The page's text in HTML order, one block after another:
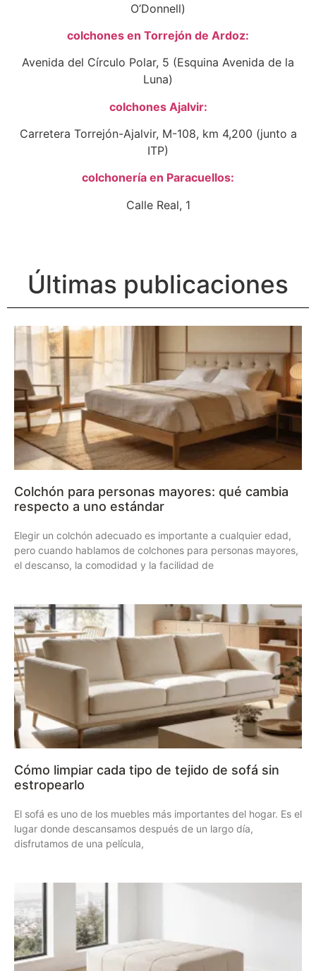
O’Donnell)
colchones en Torrejón de Ardoz:
Avenida del Círculo Polar, 5 (Esquina Avenida de la
Luna)
colchones Ajalvir:
Carretera Torrejón-Ajalvir, M-108, km 4,200 (junto a
ITP)
colchonería en Paracuellos:
Calle Real, 1
Últimas publicaciones
Colchón para personas mayores: qué cambia
respecto a uno estándar
Elegir un colchón adecuado es importante a cualquier edad,
pero cuando hablamos de colchones para personas mayores,
el descanso, la comodidad y la facilidad de
Cómo limpiar cada tipo de tejido de sofá sin
estropearlo
El sofá es uno de los muebles más importantes del hogar. Es el
lugar donde descansamos después de un largo día,
disfrutamos de una película,